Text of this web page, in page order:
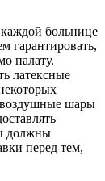
больнице
гарантировать,
палату.
латексные
шары
должны
перед тем,